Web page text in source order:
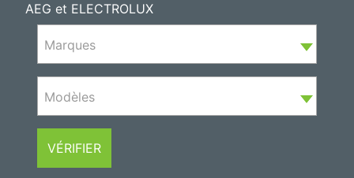
AEG et ELECTROLUX
Marques
Modèles
VÉRIFIER